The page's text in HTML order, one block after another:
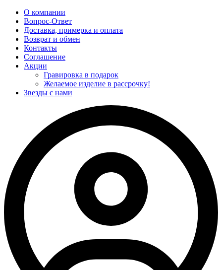
О компании
Вопрос-Ответ
Доставка, примерка и оплата
Возврат и обмен
Контакты
Соглашение
Акции
Гравировка в подарок
Желаемое изделие в рассрочку!
Звезды с нами